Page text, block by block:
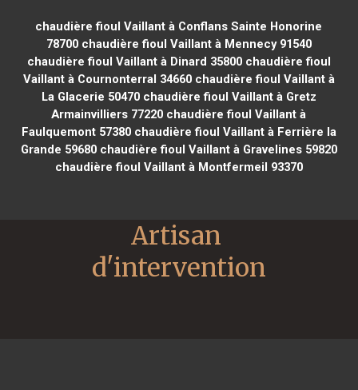
chaudière fioul Vaillant à Conflans Sainte Honorine
78700chaudière fioul Vaillant à Mennecy 91540
chaudière fioul Vaillant à Dinard 35800chaudière fioul
Vaillant à Cournonterral 34660chaudière fioul Vaillant à
La Glacerie 50470chaudière fioul Vaillant à Gretz
Armainvilliers 77220 chaudière fioul Vaillant à
Faulquemont 57380chaudière fioul Vaillant à Ferrière la
Grande 59680chaudière fioul Vaillant à Gravelines 59820
chaudière fioul Vaillant à Montfermeil 93370
Artisan
d'intervention